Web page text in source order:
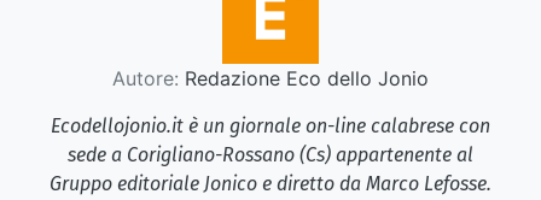
Autore: Redazione Eco dello Jonio
Ecodellojonio.it è un giornale on-line calabrese con
sede a Corigliano-Rossano (Cs) appartenente al
Gruppo editoriale Jonico e diretto da Marco Lefosse.